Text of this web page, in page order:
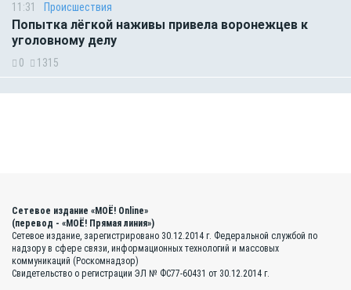
11:31 Происшествия
Попытка лёгкой наживы привела воронежцев к
уголовному делу
0 1315
Сетевое издание «МОЁ! Online»
(перевод - «МОЁ! Прямая линия»)
Сетевое издание, зарегистрировано 30.12.2014 г. Федеральной службой по
надзору в сфере связи, информационных технологий и массовых
коммуникаций (Роскомнадзор)
Свидетельство о регистрации ЭЛ № ФС77-60431 от 30.12.2014 г.